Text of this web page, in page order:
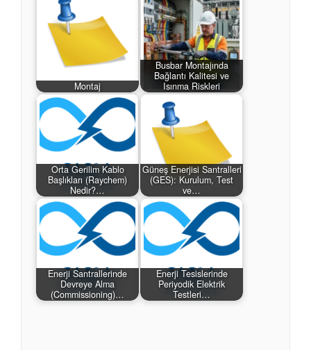
Montaj
Busbar Montajında
Bağlantı Kalitesi ve
Isınma Riskleri
Orta Gerilim Kablo
Başlıkları (Raychem)
Nedir?…
Güneş Enerjisi Santralleri
(GES): Kurulum, Test
ve…
Enerji Santrallerinde
Devreye Alma
(Commissioning)…
Enerji Tesislerinde
Periyodik Elektrik
Testleri…